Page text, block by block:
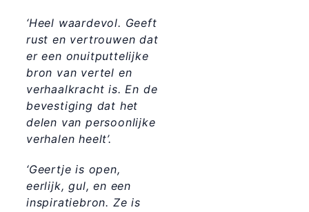
‘Heel waardevol. Geeft
rust en vertrouwen dat
er een onuitputtelijke
bron van vertel en
verhaalkracht is. En de
bevestiging dat het
delen van persoonlijke
verhalen heelt’.
‘Geertje is open,
eerlijk, gul, en een
inspiratiebron. Ze is